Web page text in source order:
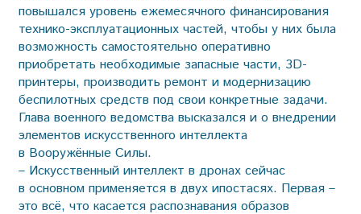
повышался уровень ежемесячного финансирования
технико-эксплуатационных частей, чтобы у них была
возможность самостоятельно оперативно
приобретать необходимые запасные части, 3D-
принтеры, производить ремонт и модернизацию
беспилотных средств под свои конкретные задачи.
Глава военного ведомства высказался и о внедрении
элементов искусственного интеллекта
в Вооружённые Силы.
– Искусственный интеллект в дронах сейчас
в основном применяется в двух ипостасях. Первая –
это всё, что касается распознавания образов